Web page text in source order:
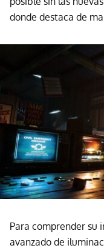
donde destaca de
Para comprender su
avanzado de